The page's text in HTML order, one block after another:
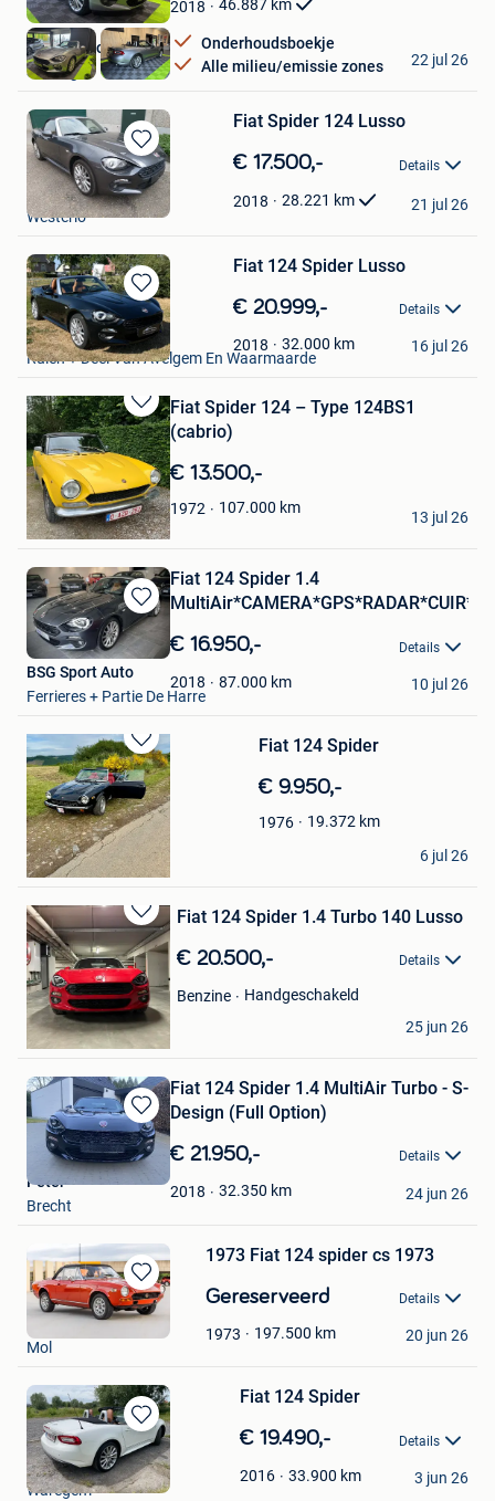
Mijn
Favorieten
2018 46.887 km
Onderhoudsboekje
Alle milieu/emissie zones
maxautocollection
Seraing
22 jul 26
Bewaren
in
Mijn
Favorieten
Fiat Spider 124 Lusso
€ 17.500,- Details
2018 28.221 km
Peggy
Westerlo
21 jul 26
Bewaren
in
Mijn
Favorieten
Fiat 124 Spider Lusso
€ 20.999,- Details
2018 32.000 km
Car Center Miguel
Ruien + Deel Van Avelgem En Waarmaarde
16 jul 26
Bewaren
in
Mijn
Favorieten
Fiat Spider 124 – Type 124BS1
(cabrio)
€ 13.500,-
1972 107.000 km
Paul
Oostkamp
13 jul 26
Bewaren
in
Mijn
Favorieten
Fiat 124 Spider 1.4
€ 16.950,- Details
2018 87.000 km
BSG Sport Auto
Ferrieres + Partie De Harre
10 jul 26
Bewaren
in
Mijn
Favorieten
Fiat 124 Spider
€ 9.950,-
1976 19.372 km
Yannick
Reuland
6 jul 26
Bewaren
in
Mijn
Favorieten
Fiat 124 Spider 1.4 Turbo 140 Lusso
€ 20.500,- Details
Benzine
Handgeschakeld
Damien LO BRIGLIO
Ixelles
25 jun 26
Bewaren
in
Mijn
Favorieten
Fiat 124 Spider 1.4 MultiAir Turbo - S-
Design (Full Option)
€ 21.950,- Details
2018 32.350 km
Peter
Brecht
24 jun 26
Bewaren
in
1973 Fiat 124 spider cs 1973
Gereserveerd Details
1973 197.500 km
Ronny Luypaers
Mol
20 jun 26
Bewaren
in
Mijn
Favorieten
Fiat 124 Spider
€ 19.490,- Details
2016 33.900 km
Jochen
Waregem
3 jun 26